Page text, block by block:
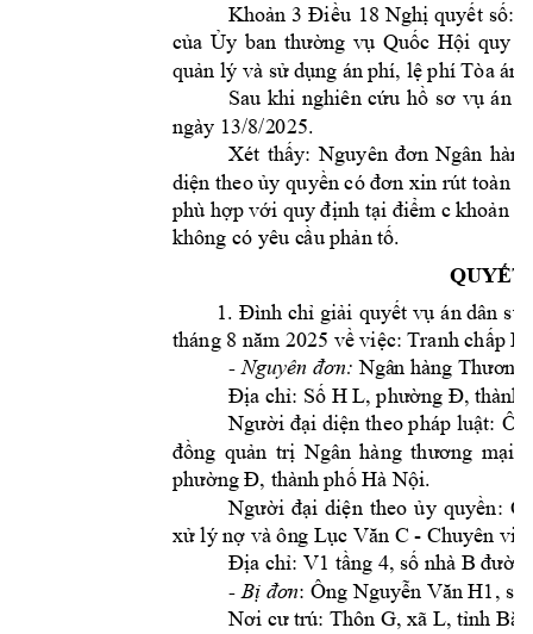
Khoản 3 Điều 18 Nghị quyết số:
của Ủy ban thường vụ Quốc Hội quy
quản lý và sử dụng án phí, lệ phí Tòa án.
Sau khi nghiên cứu hồ sơ vụ án
ngày 13/8/2025.
Xét thấy: Nguyên đơn Ngân
diện theo ủy quyền có đơn xin rút toàn
phù hợp với quy định tại điểm c khoản 1
không có yêu cầu phản tố.
1. Đình chỉ giải quyết vụ án dân sự
tháng 8 năm 2025 về việc: Tranh chấp
- Nguyên đơn: Ngân hàng
Địa chỉ: Số H L, phường Đ, thành
Người đại diện theo pháp luật:
đồng quản trị Ngân hàng thương mại
phường Đ, thành phố Hà Nội.
Người đại diện theo ủy quyền:
xử lý nợ và ông Lục Văn C - Chuyên
Địa chỉ: V1 tầng 4, số nhà B
- Bị đơn: Ông Nguyễn Văn H1,
Nơi cư trú: Thôn G, xã L, tỉnh